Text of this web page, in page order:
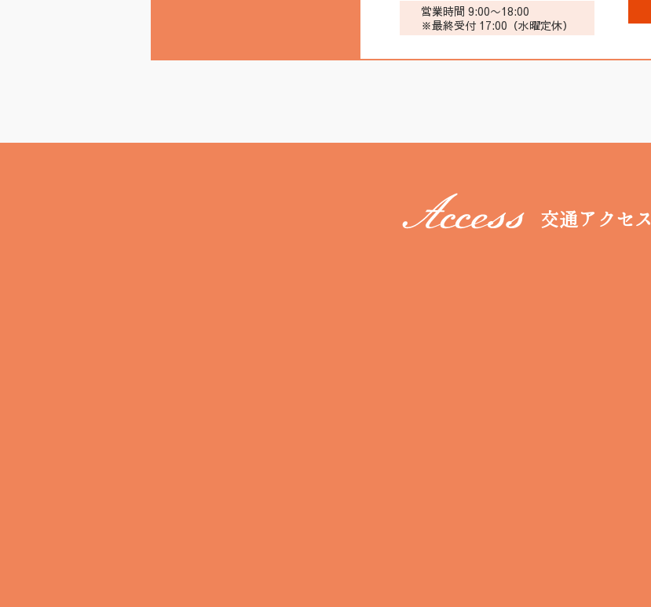
営業時間 9:00〜18:00
※最終受付 17:00（水曜定休）
交通アクセス